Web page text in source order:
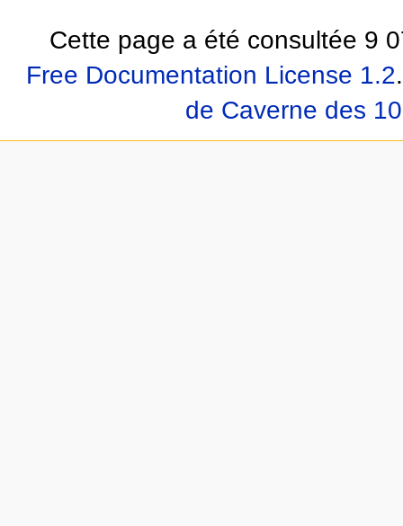
Cette page a été consultée 9
Free Documentation License 1.2.
de Caverne des